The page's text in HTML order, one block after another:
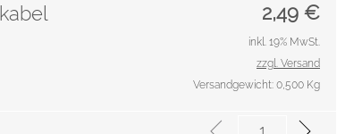
2,49 €
inkl. 19% MwSt.
zzgl. Versand
Versandgewicht: 0,500 Kg